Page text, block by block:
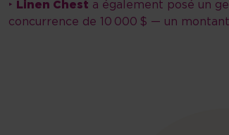
‣ Linen Chest a également posé un
concurrence de 10 000 $ — un